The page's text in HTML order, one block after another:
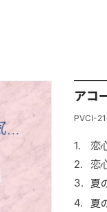
アコ
PVCI-
恋
恋
夏
夏